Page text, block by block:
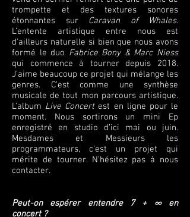
trompette et des textures sonores
étonnantes sur Caravan of Whales.
L’entente artistique entre nous est
d’ailleurs naturelle si bien que nous avons
formé le duo Fabrice Bony & Marc Niess
qui commence à tourner depuis 2018.
J’aime beaucoup ce projet qui mélange les
genres. C’est comme une synthèse
musicale de tout mon parcours artistique.
L'album Live Concertest en ligne pour le
moment. Nous sortirons un mini Ep
enregistré en studio d’ici mai ou juin.
Mesdames et Messieurs les
programmateurs, c’est un projet qui
mérite de tourner. N’hésitez pas à nous
contacter.
Peut-on espérer entendre 7 + ∞ en
concert ?